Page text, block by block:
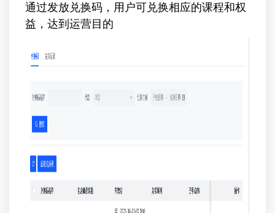
通过发放兑换码，用户可兑换相应的课程和权
益，达到运营目的